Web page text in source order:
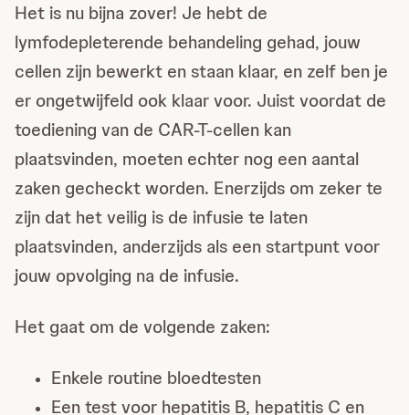
Het is nu bijna zover! Je hebt de
lymfodepleterende behandeling gehad, jouw
cellen zijn bewerkt en staan klaar, en zelf ben je
er ongetwijfeld ook klaar voor. Juist voordat de
toediening van de CAR-T-cellen kan
plaatsvinden, moeten echter nog een aantal
zaken gecheckt worden. Enerzijds om zeker te
zijn dat het veilig is de infusie te laten
plaatsvinden, anderzijds als een startpunt voor
jouw opvolging na de infusie.
Het gaat om de volgende zaken:
Enkele routine bloedtesten
Een test voor hepatitis B, hepatitis C en